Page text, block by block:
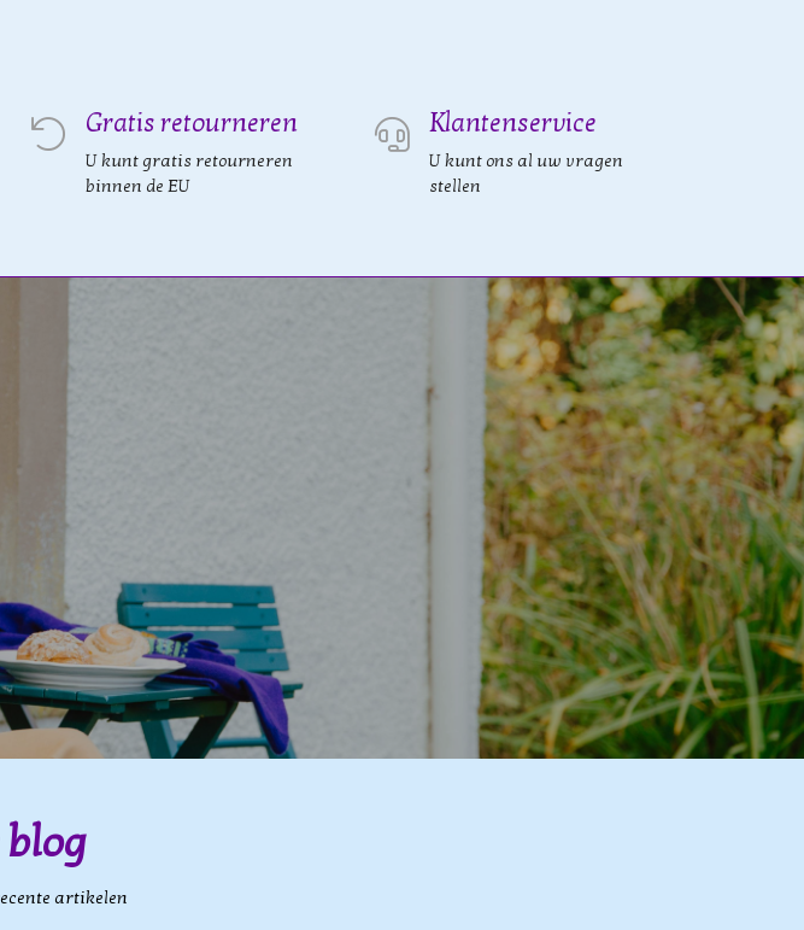
Gratis retourneren
U kunt gratis retourneren
binnen de EU
Klantenservice
U kunt ons al uw vragen
stellen
artikelen